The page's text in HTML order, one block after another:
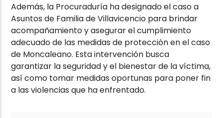
Además, la Procuraduría ha designado el caso a
Asuntos de Familia de Villavicencio para brindar
acompañamiento y asegurar el cumplimiento
adecuado de las medidas de protección en el caso
de Moncaleano. Esta intervención busca
garantizar la seguridad y el bienestar de la víctima,
así como tomar medidas oportunas para poner fin
a las violencias que ha enfrentado.